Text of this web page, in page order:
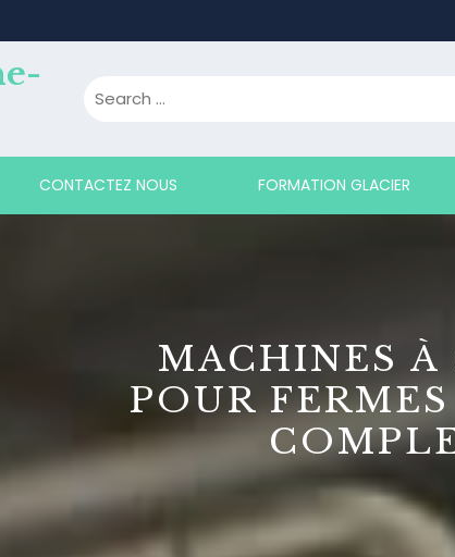
CONTACTEZ NOUS FORMATION GLACIER
MACHINES À
POUR